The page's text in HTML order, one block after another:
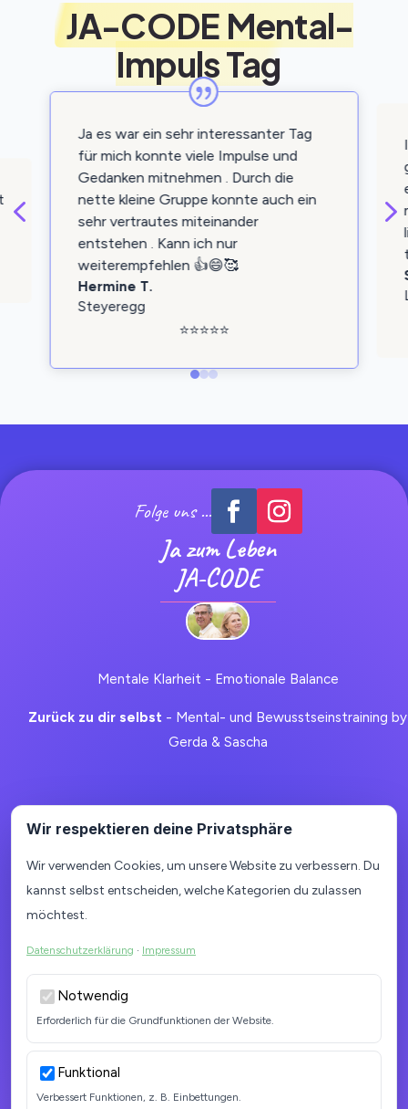
JA-CODE Mental-
Impuls Tag
Ja es war ein sehr interessanter Tag
für mich konnte viele Impulse und
Gedanken mitnehmen . Durch die
nette kleine Gruppe konnte auch ein
sehr vertrautes miteinander
entstehen . Kann ich nur
weiterempfehlen 👍😄🥰
Hermine T.
Steyeregg
⭐️⭐️⭐️⭐️⭐️
Folge uns ...
Ja zum Leben
JA-CODE
Mentale Klarheit - Emotionale Balance
Zurück zu dir selbst - Mental- und Bewusstseinstraining by
Gerda & Sascha
Quick Links
JA-CODE
Unser Magazin
office@ja-zum-leben.at
Wir respektieren deine Privatsphäre
Wir verwenden Cookies, um unsere Website zu verbessern. Du
kannst selbst entscheiden, welche Kategorien du zulassen
möchtest.
Datenschutzerklärung · Impressum
Notwendig
Erforderlich für die Grundfunktionen der Website.
Funktional
Verbessert Funktionen, z. B. Einbettungen.